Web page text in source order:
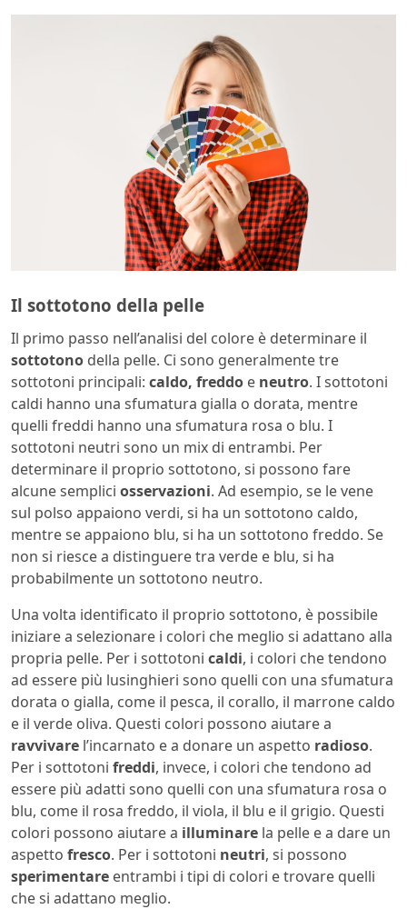
Il sottotono della pelle
Il primo passo nell’analisi del colore è determinare il
sottotono della pelle. Ci sono generalmente tre
sottotoni principali: caldo, freddo e neutro. I sottotoni
caldi hanno una sfumatura gialla o dorata, mentre
quelli freddi hanno una sfumatura rosa o blu. I
sottotoni neutri sono un mix di entrambi. Per
determinare il proprio sottotono, si possono fare
alcune semplici osservazioni. Ad esempio, se le vene
sul polso appaiono verdi, si ha un sottotono caldo,
mentre se appaiono blu, si ha un sottotono freddo. Se
non si riesce a distinguere tra verde e blu, si ha
probabilmente un sottotono neutro.
Una volta identificato il proprio sottotono, è possibile
iniziare a selezionare i colori che meglio si adattano alla
propria pelle. Per i sottotoni caldi, i colori che tendono
ad essere più lusinghieri sono quelli con una sfumatura
dorata o gialla, come il pesca, il corallo, il marrone caldo
e il verde oliva. Questi colori possono aiutare a
ravvivare l’incarnato e a donare un aspetto radioso.
Per i sottotoni freddi, invece, i colori che tendono ad
essere più adatti sono quelli con una sfumatura rosa o
blu, come il rosa freddo, il viola, il blu e il grigio. Questi
colori possono aiutare a illuminare la pelle e a dare un
aspetto fresco. Per i sottotoni neutri, si possono
sperimentare entrambi i tipi di colori e trovare quelli
che si adattano meglio.